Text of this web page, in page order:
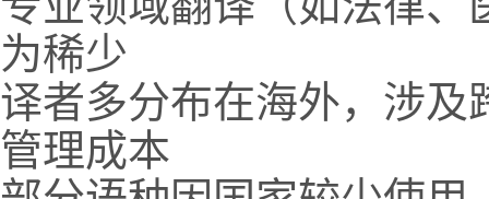
为稀少
译者多分布在海外，涉及
管理成本